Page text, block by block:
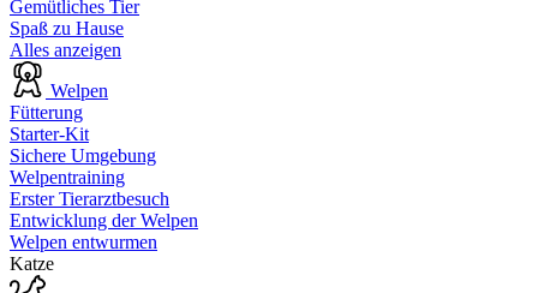
Gemütliches Tier
Spaß zu Hause
Alles anzeigen
Welpen
Fütterung
Starter-Kit
Sichere Umgebung
Welpentraining
Erster Tierarztbesuch
Entwicklung der Welpen
Welpen entwurmen
Katze